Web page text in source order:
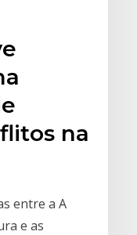
na
entre a A
e as